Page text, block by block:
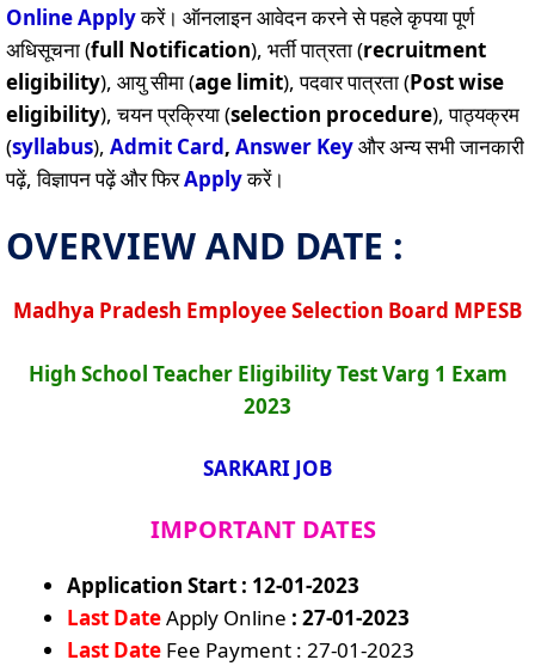
OnlineApplyकरें। ऑनलाइन आवेदन करने से पहले कृपया पूर्ण
अधिसूचना (full Notification), भर्ती पात्रता (recruitment
eligibility), आयु सीमा (age limit), पदवार पात्रता (Post wise
eligibility), चयन प्रक्रिया (selection procedure), पाठ्यक्रम
(syllabus), Admit Card, Answer Keyऔर अन्य सभी जानकारी
पढ़ें, विज्ञापन पढ़ें और फिरApplyकरें।
OVERVIEW AND DATE :
Madhya Pradesh Employee Selection Board MPESB
High School Teacher Eligibility Test Varg 1 Exam
2023
SARKARI JOB
IMPORTANT DATES
Application Start : 12-01-2023
Last DateApply Online : 27-01-2023
Last Date Fee Payment : 27-01-2023